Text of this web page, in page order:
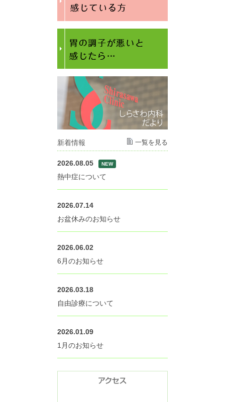
新着情報 一覧を見る
2026.08.05 NEW
熱中症について
2026.07.14
お盆休みのお知らせ
2026.06.02
6月のお知らせ
2026.03.18
自由診療について
2026.01.09
1月のお知らせ